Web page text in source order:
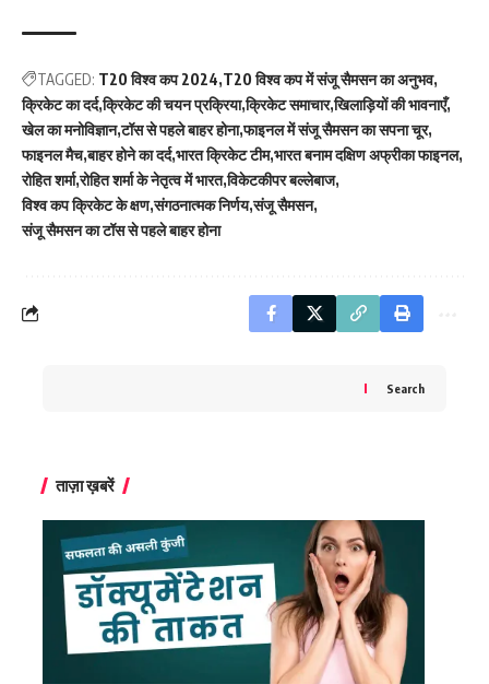
TAGGED: T20 विश्व कप 2024 T20 विश्व कप में संजू सैमसन का अनुभव
क्रिकेट का दर्द क्रिकेट की चयन प्रक्रिया क्रिकेट समाचार खिलाड़ियों की भावनाएँ
खेल का मनोविज्ञान टॉस से पहले बाहर होना फाइनल में संजू सैमसन का सपना चूर
फाइनल मैच बाहर होने का दर्द भारत क्रिकेट टीम भारत बनाम दक्षिण अफ्रीका फाइनल
रोहित शर्मा रोहित शर्मा के नेतृत्व में भारत विकेटकीपर बल्लेबाज
विश्व कप क्रिकेट के क्षण संगठनात्मक निर्णय संजू सैमसन
संजू सैमसन का टॉस से पहले बाहर होना
Search
ताज़ा ख़बरें